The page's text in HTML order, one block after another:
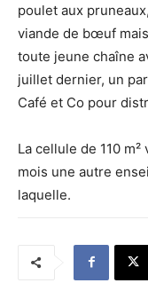
poulet aux
viande de bœuf
toute jeune chaîne
juillet dernier, un
Café et Co pour
La cellule de 110
mois une autre
laquelle.